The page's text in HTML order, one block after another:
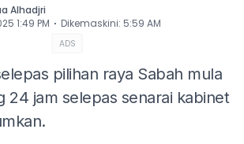
Alhadjri
1:49 PM ⋅ Dikemaskini: 5:59 AM
ADS
pilihan raya Sabah mula
24 jam selepas senarai kabinet